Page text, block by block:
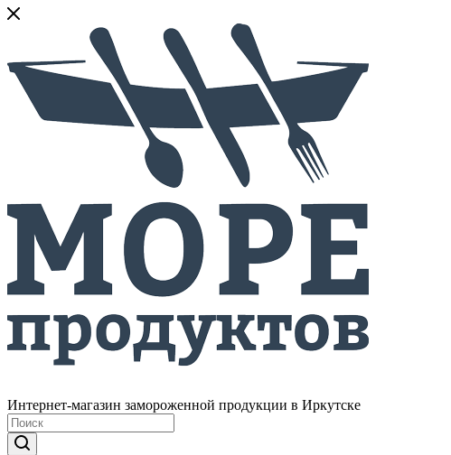
Интернет-магазин замороженной продукции в Иркутске